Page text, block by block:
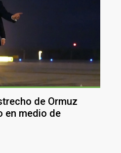
de Ormuz
en medio de